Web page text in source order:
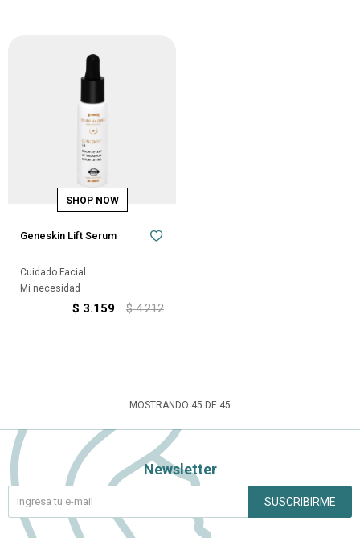
Geneskin Lift Serum
Cuidado Facial
Mi necesidad
$ 3.159 $ 4.212
MOSTRANDO 45 DE 45
Newsletter
SUSCRIBIRME